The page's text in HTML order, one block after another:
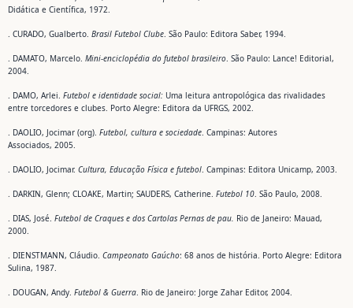
Didática e Científica, 1972.
. CURADO, Gualberto. Brasil Futebol Clube. São Paulo: Editora Saber, 1994.
. DAMATO, Marcelo. Mini-enciclopédia do futebol brasileiro. São Paulo: Lance! Editorial,
2004.
. DAMO, Arlei. Futebol e identidade social: Uma leitura antropológica das rivalidades
entre torcedores e clubes. Porto Alegre: Editora da UFRGS, 2002.
. DAOLIO, Jocimar (org). Futebol, cultura e sociedade. Campinas: Autores
Associados, 2005.
. DAOLIO, Jocimar. Cultura, Educação Física e futebol. Campinas: Editora Unicamp, 2003.
. DARKIN, Glenn; CLOAKE, Martin; SAUDERS, Catherine. Futebol 10. São Paulo, 2008.
. DIAS, José. Futebol de Craques e dos Cartolas Pernas de pau. Rio de Janeiro: Mauad,
2000.
. DIENSTMANN, Cláudio. Campeonato Gaúcho: 68 anos de história. Porto Alegre: Editora
Sulina, 1987.
. DOUGAN, Andy. Futebol & Guerra. Rio de Janeiro: Jorge Zahar Editor, 2004.